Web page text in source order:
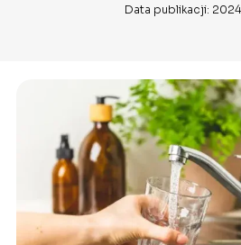
Data publikacji: